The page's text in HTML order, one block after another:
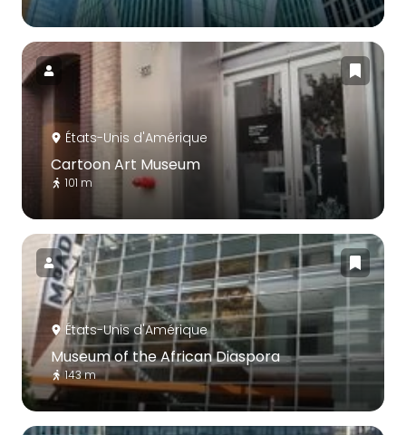
États-Unis d'Amérique
Cartoon Art Museum
101 m
États-Unis d'Amérique
Museum of the African Diaspora
143 m